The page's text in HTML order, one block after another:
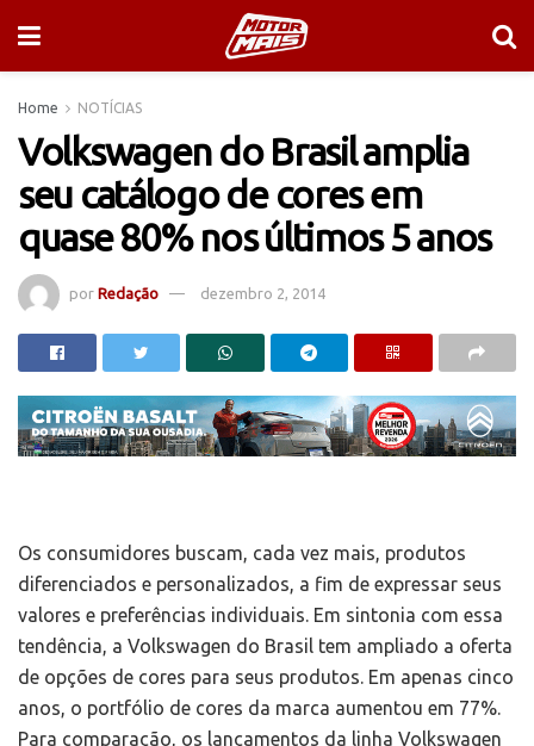
Home NOTÍCIAS
Volkswagen do Brasil amplia
seu catálogo de cores em
quase 80% nos últimos 5 anos
por Redação dezembro 2, 2014
Os consumidores buscam, cada vez mais, produtos
diferenciados e personalizados, a fim de expressar seus
valores e preferências individuais. Em sintonia com essa
tendência, a Volkswagen do Brasil tem ampliado a oferta
de opções de cores para seus produtos. Em apenas cinco
anos, o portfólio de cores da marca aumentou em 77%.
Para comparação, os lançamentos da linha Volkswagen